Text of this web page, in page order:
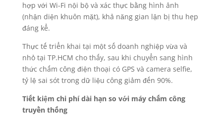
hợp với Wi-Fi nội bộ và xác thực bằng hình ảnh
(nhận diện khuôn mặt), khả năng gian lận bị thu hẹp
đáng kể.
Thực tế triển khai tại một số doanh nghiệp vừa và
nhỏ tại TP.HCM cho thấy, sau khi chuyển sang hình
thức chấm công điện thoại có GPS và camera selfie,
tỷ lệ sai sót trong dữ liệu công giảm đến 90%.
Tiết kiệm chi phí dài hạn so với máy chấm công
truyền thống